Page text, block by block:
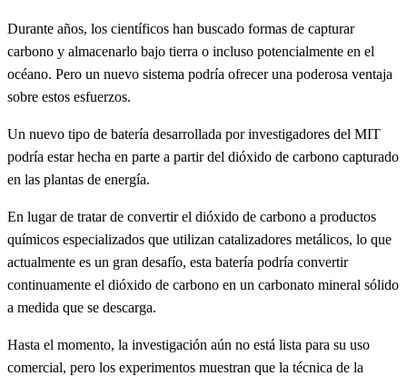
Durante años, los científicos han buscado formas de capturar
carbono y almacenarlo bajo tierra o incluso potencialmente en el
océano. Pero un nuevo sistema podría ofrecer una poderosa ventaja
sobre estos esfuerzos.
Un nuevo tipo de batería desarrollada por investigadores del MIT
podría estar hecha en parte a partir del dióxido de carbono capturado
en las plantas de energía.
En lugar de tratar de convertir el dióxido de carbono a productos
químicos especializados que utilizan catalizadores metálicos, lo que
actualmente es un gran desafío, esta batería podría convertir
continuamente el dióxido de carbono en un carbonato mineral sólido
a medida que se descarga.
Hasta el momento, la investigación aún no está lista para su uso
comercial, pero los experimentos muestran que la técnica de la